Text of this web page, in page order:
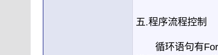
五.程序流程控制
循环语句有